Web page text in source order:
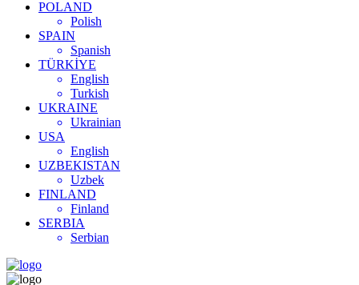
POLAND
Polish
SPAIN
Spanish
TÜRKİYE
English
Turkish
UKRAINE
Ukrainian
USA
English
UZBEKISTAN
Uzbek
FINLAND
Finland
SERBIA
Serbian